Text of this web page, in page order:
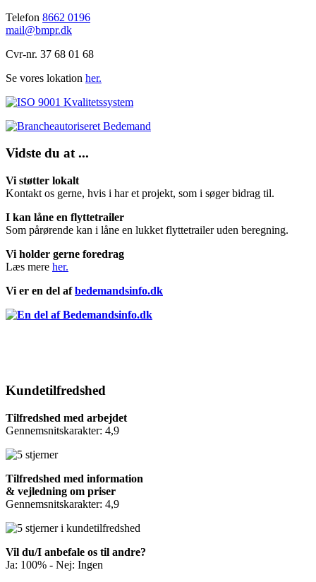
Telefon 8662 0196
mail@bmpr.dk
Cvr-nr. 37 68 01 68
Se vores lokation her.
Vidste du at ...
Vi støtter lokalt
Kontakt os gerne, hvis i har et projekt, som i søger bidrag til.
I kan låne en flyttetrailer
Som pårørende kan i låne en lukket flyttetrailer uden beregning.
Vi holder gerne foredrag
Læs mere her.
Vi er en del afbedemandsinfo.dk
Kundetilfredshed
Tilfredshed med arbejdet
Gennemsnitskarakter: 4,9
Tilfredshed med information
& vejledning om priser
Gennemsnitskarakter: 4,9
Vil du/I anbefale os til andre?
Ja: 100% - Nej: Ingen